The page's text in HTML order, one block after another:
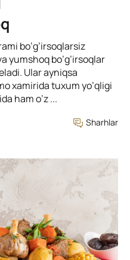
bo’g’irsoqlarsiz
yumshoq bo’g’irsoqlar
Ular ayniqsa
xamirida tuxum yo’qligi
ham o’z ...
Sharhlar